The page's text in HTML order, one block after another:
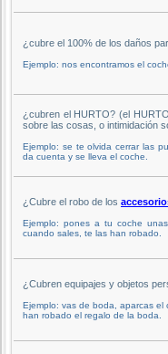
¿cubre el 100% de los daños
Ejemplo: nos encontramos el
¿cubren el HURTO? (el
sobre las cosas, o intimidación
Ejemplo: se te olvida cerrar las
da cuenta y se lleva el coche.
¿Cubre el robo de los
Ejemplo: pones a tu coche
cuando sales, te las han robado.
¿Cubren equipajes y objetos
Ejemplo: vas de boda, aparcas
han robado el regalo de la boda.